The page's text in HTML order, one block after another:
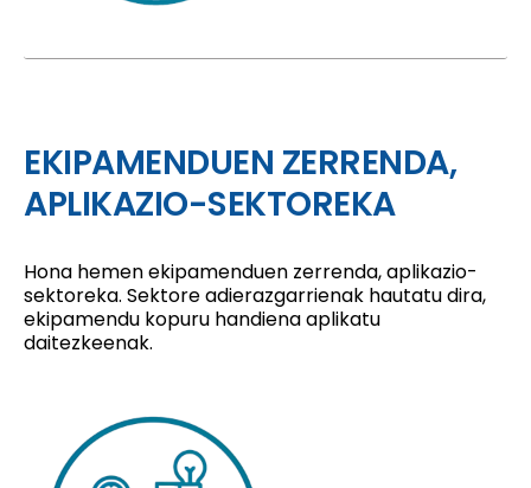
EKIPAMENDUEN ZERRENDA,
APLIKAZIO-SEKTOREKA
Hona hemen ekipamenduen zerrenda, aplikazio-
sektoreka. Sektore adierazgarrienak hautatu dira,
ekipamendu kopuru handiena aplikatu
daitezkeenak.